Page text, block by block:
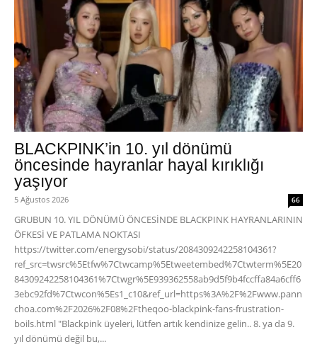
BLACKPINK’in 10. yıl dönümü
öncesinde hayranlar hayal kırıklığı
yaşıyor
5 Ağustos 2026 66
GRUBUN 10. YIL DÖNÜMÜ ÖNCESİNDE BLACKPINK HAYRANLARININ
ÖFKESİ VE PATLAMA NOKTASI
https://twitter.com/energysobi/status/2084309242258104361?
ref_src=twsrc%5Etfw%7Ctwcamp%5Etweetembed%7Ctwterm%5E20
84309242258104361%7Ctwgr%5E939362558ab9d5f9b4fccffa84a6cff6
3ebc92fd%7Ctwcon%5Es1_c10&ref_url=https%3A%2F%2Fwww.pann
choa.com%2F2026%2F08%2Ftheqoo-blackpink-fans-frustration-
boils.html "Blackpink üyeleri, lütfen artık kendinize gelin.. 8. ya da 9.
yıl dönümü değil bu,...